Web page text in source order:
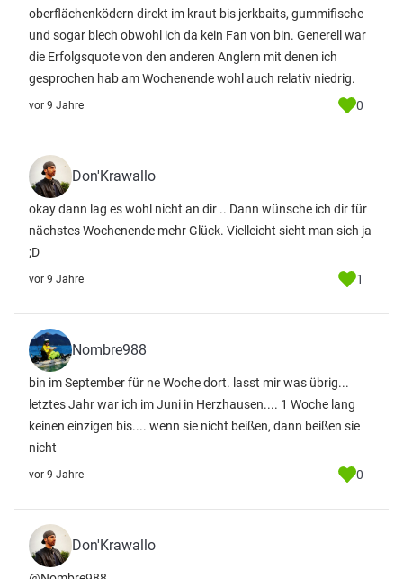
oberflächenködern direkt im kraut bis jerkbaits, gummifische
und sogar blech obwohl ich da kein Fan von bin. Generell war
die Erfolgsquote von den anderen Anglern mit denen ich
gesprochen hab am Wochenende wohl auch relativ niedrig.
vor 9 Jahre 0
Don'Krawallo
okay dann lag es wohl nicht an dir .. Dann wünsche ich dir für
nächstes Wochenende mehr Glück. Vielleicht sieht man sich ja
;D
vor 9 Jahre 1
Nombre988
bin im September für ne Woche dort. lasst mir was übrig...
letztes Jahr war ich im Juni in Herzhausen.... 1 Woche lang
keinen einzigen bis.... wenn sie nicht beißen, dann beißen sie
nicht
vor 9 Jahre 0
Don'Krawallo